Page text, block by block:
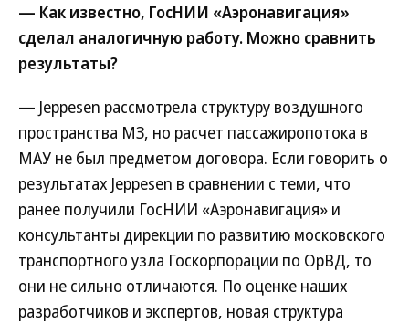
— Как известно, ГосНИИ «Аэронавигация»
сделал аналогичную работу. Можно сравнить
результаты?
— Jeppesen рассмотрела структуру воздушного
пространства МЗ, но расчет пассажиропотока в
МАУ не был предметом договора. Если говорить о
результатах Jeppesen в сравнении с теми, что
ранее получили ГосНИИ «Аэронавигация» и
консультанты дирекции по развитию московского
транспортного узла Госкорпорации по ОрВД, то
они не сильно отличаются. По оценке наших
разработчиков и экспертов, новая структура